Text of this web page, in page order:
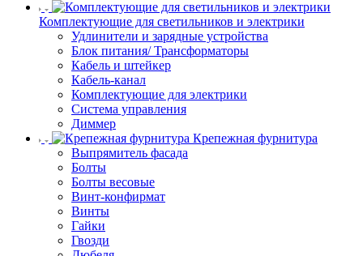
Комплектующие для светильников и электрики
Удлинители и зарядные устройства
Блок питания/ Трансформаторы
Кабель и штейкер
Кабель-канал
Комплектующие для электрики
Система управления
Диммер
Крепежная фурнитура
Выпрямитель фасада
Болты
Болты весовые
Винт-конфирмат
Винты
Гайки
Гвозди